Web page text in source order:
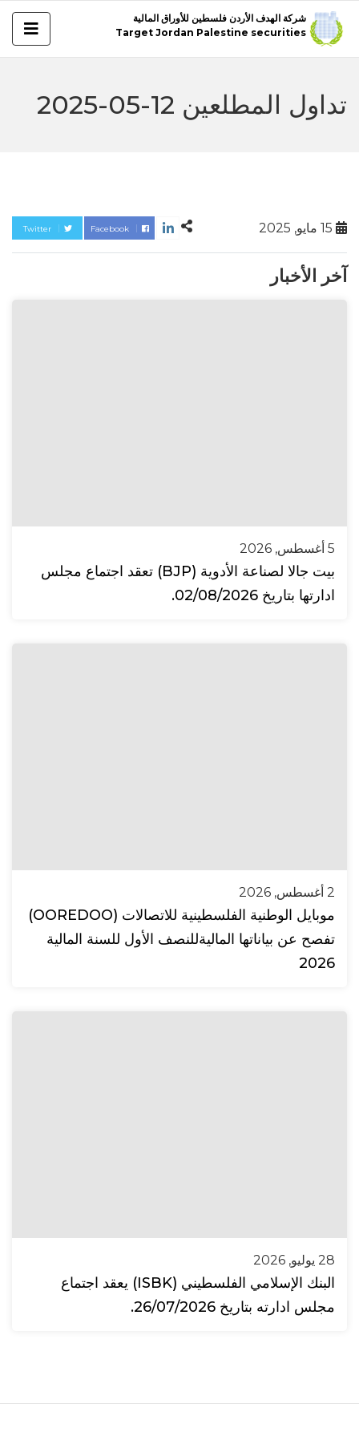
شركة الهدف الأردن فلسطين للأوراق المالية
Target Jordan Palestine securities
تداول المطلعين 12-05-2025
Twitter Facebook
آخر الأخبار
5 أغسطس, 2026
بيت جالا لصناعة الأدوية (BJP) تعقد اجتماع مجلس
ادارتها بتاريخ 02/08/2026.
2 أغسطس, 2026
موبايل الوطنية الفلسطينية للاتصالات (OOREDOO)
تفصح عن بياناتها الماليةللنصف الأول للسنة المالية
2026
28 يوليو, 2026
البنك الإسلامي الفلسطيني (ISBK) يعقد اجتماع
مجلس ادارته بتاريخ 26/07/2026.